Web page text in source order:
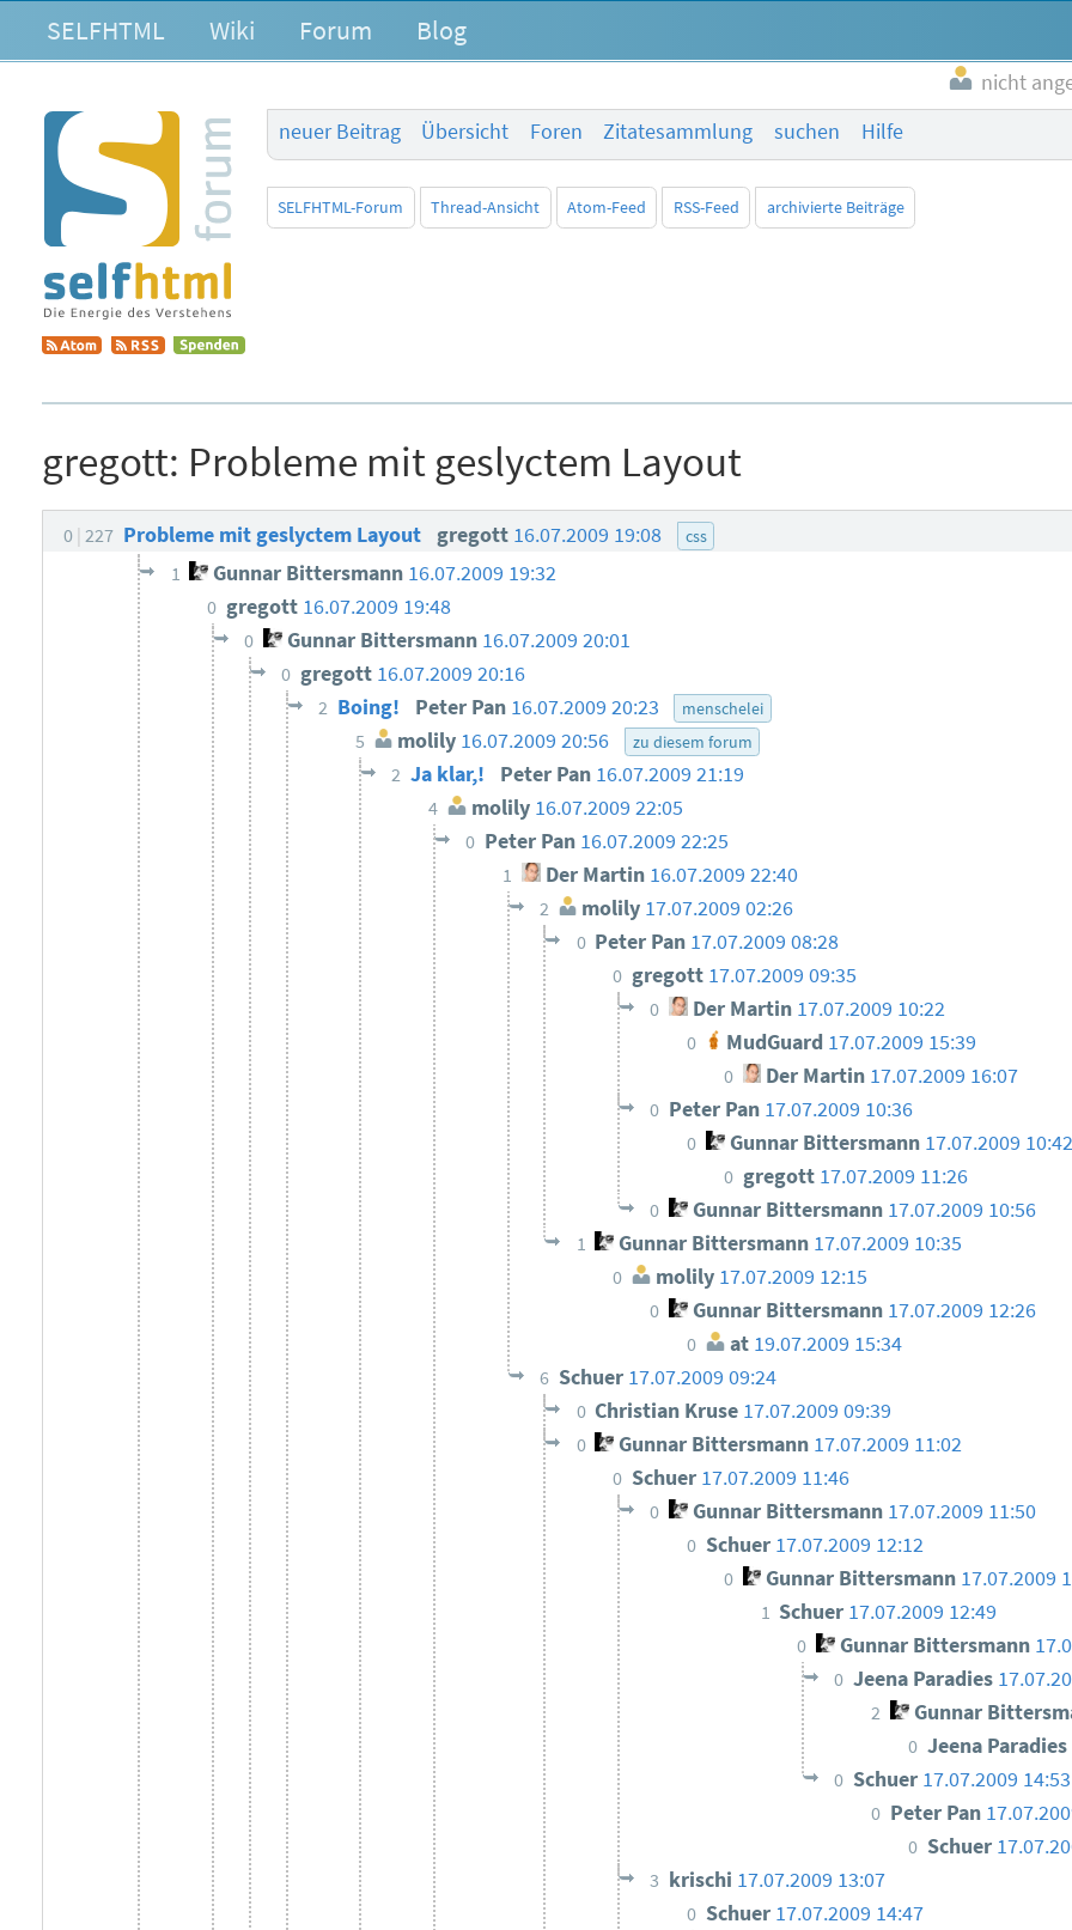
SELFHTML Wiki Forum Blog
nicht
neuer Beitrag
Übersicht Foren Zitatesammlung suchen Hilfe
SELFHTML-Forum Thread-Ansicht Atom-Feed RSS-Feed archivierte Beiträge
gregott: Probleme mit geslyctem Layout
0 227 Probleme mit geslyctem Layout gregott 16.07.2009 19:08 css
1 Gunnar Bittersmann 16.07.2009 19:32
0 gregott 16.07.2009 19:48
0 Gunnar Bittersmann 16.07.2009 20:01
0 gregott 16.07.2009 20:16
2 Boing! Peter Pan 16.07.2009 20:23 menschelei
5 molily 16.07.2009 20:56 zu diesem forum
2 Ja klar,! Peter Pan 16.07.2009 21:19
4 molily 16.07.2009 22:05
0 Peter Pan 16.07.2009 22:25
1 Der Martin 16.07.2009 22:40
2 molily 17.07.2009 02:26
0 Peter Pan 17.07.2009 08:28
0 gregott 17.07.2009 09:35
0 Der Martin 17.07.2009 10:22
0 MudGuard 17.07.2009 15:39
0 Der Martin 17.07.2009 16:07
0 Peter Pan 17.07.2009 10:36
0 Gunnar Bittersmann 17.07.2009 10:42
0 gregott 17.07.2009 11:26
0 Gunnar Bittersmann 17.07.2009 10:56
1 Gunnar Bittersmann 17.07.2009 10:35
0 molily 17.07.2009 12:15
0 Gunnar Bittersmann 17.07.2009 12:26
0 at 19.07.2009 15:34
6 Schuer 17.07.2009 09:24
0 Christian Kruse 17.07.2009 09:39
0 Gunnar Bittersmann 17.07.2009 11:02
0 Schuer 17.07.2009 11:46
0 Gunnar Bittersmann 17.07.2009 11:50
0 Schuer 17.07.2009 12:12
0 Gunnar Bittersmann 17.07.2009
1 Schuer 17.07.2009 12:49
0 Gunnar Bittersmann
0 Jeena Paradies
2 Gunnar
0 Jeena Paradies
0 Schuer 17.07.2009 14:53
0 Peter Pan
0 Schuer
3 krischi 17.07.2009 13:07
0 Schuer 17.07.2009 14:47